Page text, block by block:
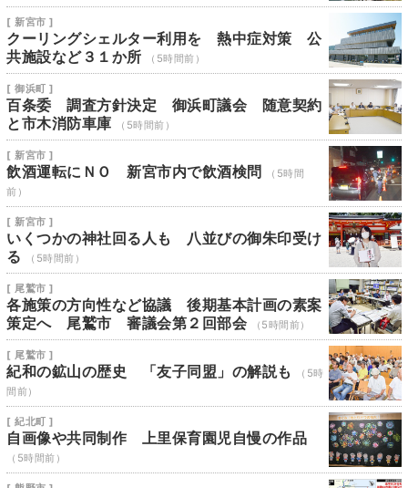
[ 新宮市 ]
クーリングシェルター利用を 熱中症対策 公
共施設など３１か所
（5時間前）
[ 御浜町 ]
百条委 調査方針決定 御浜町議会 随意契約
と市木消防車庫
（5時間前）
[ 新宮市 ]
飲酒運転にＮＯ 新宮市内で飲酒検問
（5時間
前）
[ 新宮市 ]
いくつかの神社回る人も 八並びの御朱印受け
る
（5時間前）
[ 尾鷲市 ]
各施策の方向性など協議 後期基本計画の素案
策定へ 尾鷲市 審議会第２回部会
（5時間前）
[ 尾鷲市 ]
紀和の鉱山の歴史 「友子同盟」の解説も
（5時
間前）
[ 紀北町 ]
自画像や共同制作 上里保育園児自慢の作品
（5時間前）